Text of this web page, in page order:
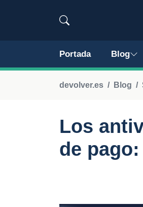
Portada Blog
devolver.es Blog
Los
de